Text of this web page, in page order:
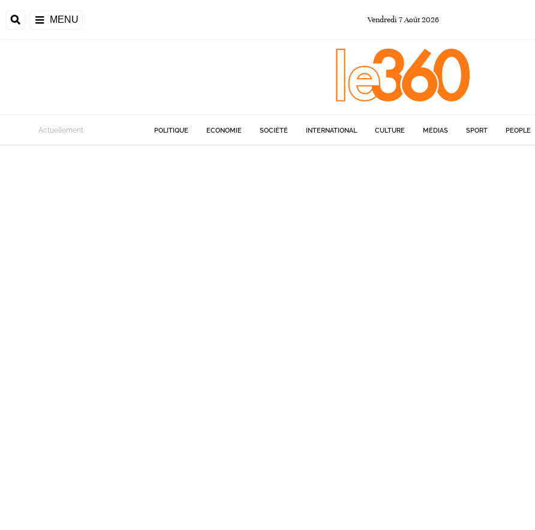
MENU Vendredi 7Août 2026
Actuellement POLITIQUE ECONOMIE SOCIÉTÉ INTERNATIONAL CULTURE MÉDIAS SPORT PEOPLE